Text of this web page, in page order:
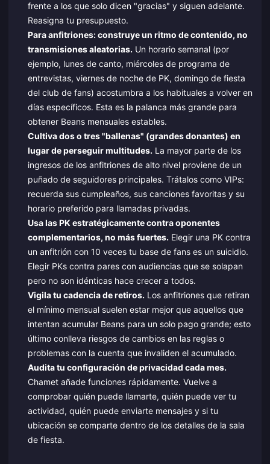
frente a los que solo dicen "gracias" y siguen adelante.
Reasigna tu presupuesto.
Para anfitriones: construye un ritmo de contenido, no
transmisiones aleatorias. Un horario semanal (por
ejemplo, lunes de canto, miércoles de programa de
entrevistas, viernes de noche de PK, domingo de fiesta
del club de fans) acostumbra a los habituales a volver en
días específicos. Esta es la palanca más grande para
obtener Beans mensuales estables.
Cultiva dos o tres "ballenas" (grandes donantes) en
lugar de perseguir multitudes. La mayor parte de los
ingresos de los anfitriones de alto nivel proviene de un
puñado de seguidores principales. Trátalos como VIPs:
recuerda sus cumpleaños, sus canciones favoritas y su
horario preferido para llamadas privadas.
Usa las PK estratégicamente contra oponentes
complementarios, no más fuertes. Elegir una PK contra
un anfitrión con 10 veces tu base de fans es un suicidio.
Elegir PKs contra pares con audiencias que se solapan
pero no son idénticas hace crecer a todos.
Vigila tu cadencia de retiros. Los anfitriones que retiran
el mínimo mensual suelen estar mejor que aquellos que
intentan acumular Beans para un solo pago grande; esto
último conlleva riesgos de cambios en las reglas o
problemas con la cuenta que invaliden el acumulado.
Audita tu configuración de privacidad cada mes.
Chamet añade funciones rápidamente. Vuelve a
comprobar quién puede llamarte, quién puede ver tu
actividad, quién puede enviarte mensajes y si tu
ubicación se comparte dentro de los detalles de la sala
de fiesta.